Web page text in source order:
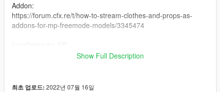
Addon:
https://forum.cfx.re/t/how-to-stream-clothes-and-props-as-
addons-for-mp-freemode-models/3345474
I have never installed mods for SP so my recommendation is
slots
Show Full Description
최초 업로드: 2022년 07월 16일